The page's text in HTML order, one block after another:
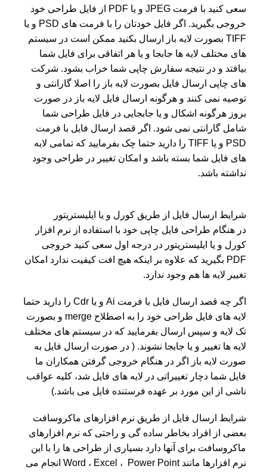
سعی کنید با فرمت JPEG و یا PDF از فایل طراحی خود
خروجی بگیرید. اگر فایل خودتان را با فرمت های PSD و یا
TIFF بصورت لایه باز ارسال بکنید ممکن است در سیستم
های مختلف لایه ها جابجا و یا هر اتفاقی برای فایل شما
بیافتد و در نتیجه سفارش چاپی شما خراب بشود. شرکت
های چاپی ارسال فایل بصورت لایه باز را اصلا گارانتی و
توصیه نمی کنند و هرگونه ارسال فایل لایه باز در صورت
بروز هرگونه اشکال و یا جابجایی در فایل طراحی شما
شامل گارانتی نمی شود. اگر قصد ارسال فایل با فرمت
PSD و یا TIFF را دارید حتما چک بفرمایید که تمامی لایه
های فایل شما بسته باشد و امکان تغییر در طراحی وجود
نداشته باشد.
شرایط ارسال فایل از طریق کورل و یا ایلیستریتور
در هنگام طراحی فایل چاپی خود با استفاده از نرم افزار
کورل و یا ایلیستریتور در درجه اول سعی کنید خروجی
PDF بگیرید که علاوه بر اینکه هیچ افت کیفیت ندارد امکان
تغییر لایه ها هم وجود ندارد.
اگر چه قصد ارسال فایل با فرمت Ai و یا Cdr را دارید حتما
لایه های فایل طراحی خود را به اصطلاح merge و بصورت
تک لایه و سپس ارسال بفرمایید که در سیستم های مختلف
لایه ها تغییر و یا جابجا نشوند. ( در صورت ارسال فایل به
صورت لایه باز اگر در هنگام خروجی گرفتن همکاران ما
فایل شما دچار تغییراتی در لایه های فایل شد، کلیه عواقب
ناشی از این مورد بر عهده فرستنده فایل می باشد.)
شرایط ارسال فایل از طریق نرم افزارهای ماکروسافت
بعضی از افراد بخاطر ساده گی و راحتی که نرم افزارهای
ماکروسافت برای آنها دارد بسیاری از طراحی ها را با این
نرم افزارها مانند Word ، Excel ، Power Point انجام می